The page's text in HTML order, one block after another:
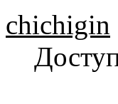
chichigin